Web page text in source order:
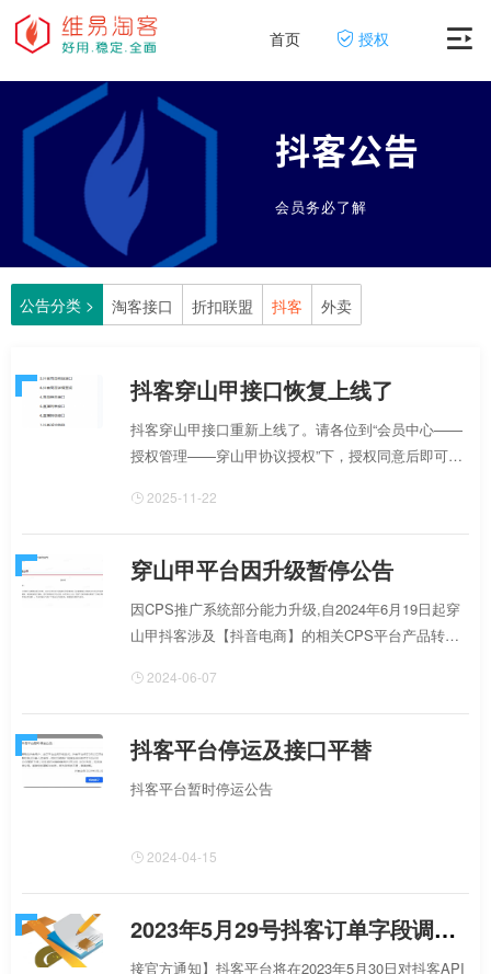
首页 授权
抖客公告
会员务必了解
公告分类 > 淘客接口 折扣联盟 抖客 外卖
抖客穿山甲接口恢复上线了
抖客穿山甲接口重新上线了。请各位到“会员中心——
授权管理——穿山甲协议授权”下，授权同意后即可调
2025-11-22
穿山甲平台因升级暂停公告
因CPS推广系统部分能力升级,自2024年6月19日起穿
山甲抖客涉及【抖音电商】的相关CPS平台产品转链
2024-06-07
抖客平台停运及接口平替
抖客平台暂时停运公告
2024-04-15
2023年5月29号抖客订单字段调整通知
接官方通知】抖客平台将在2023年5月30日对抖客API